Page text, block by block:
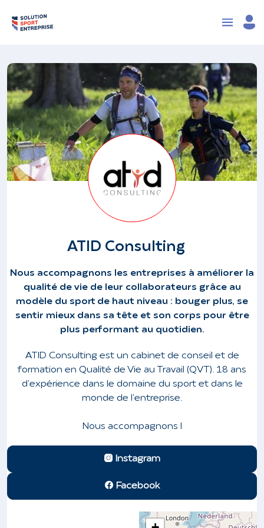
ATID Consulting
Nous accompagnons les entreprises à améliorer la
qualité de vie de leur collaborateurs grâce au
modèle du sport de haut niveau : bouger plus, se
sentir mieux dans sa tête et son corps pour être
plus performant au quotidien.
ATID Consulting est un cabinet de conseil et de
formation en Qualité de Vie au Travail (QVT). 18 ans
d'expérience dans le domaine du sport et dans le
monde de l'entreprise.
Nous accompagnons l
Instagram
Facebook